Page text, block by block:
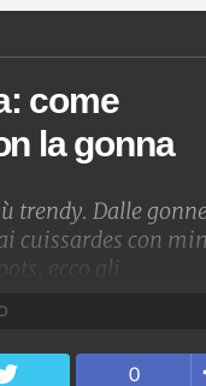
come
la gonna
trendy. Dalle
cuissardes con
ecco gli
foto 0